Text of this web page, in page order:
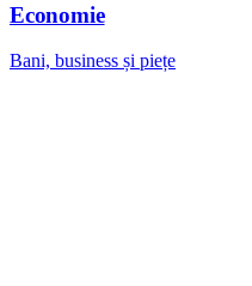
Economie
Bani, business și piețe